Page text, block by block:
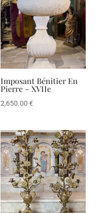
Imposant Bénitier En
Pierre – XVIIe
2,650.00€